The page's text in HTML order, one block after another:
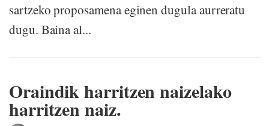
sartzeko proposamena eginen dugula aurreratu
dugu. Baina al...
Oraindik harritzen naizelako
harritzen naiz.